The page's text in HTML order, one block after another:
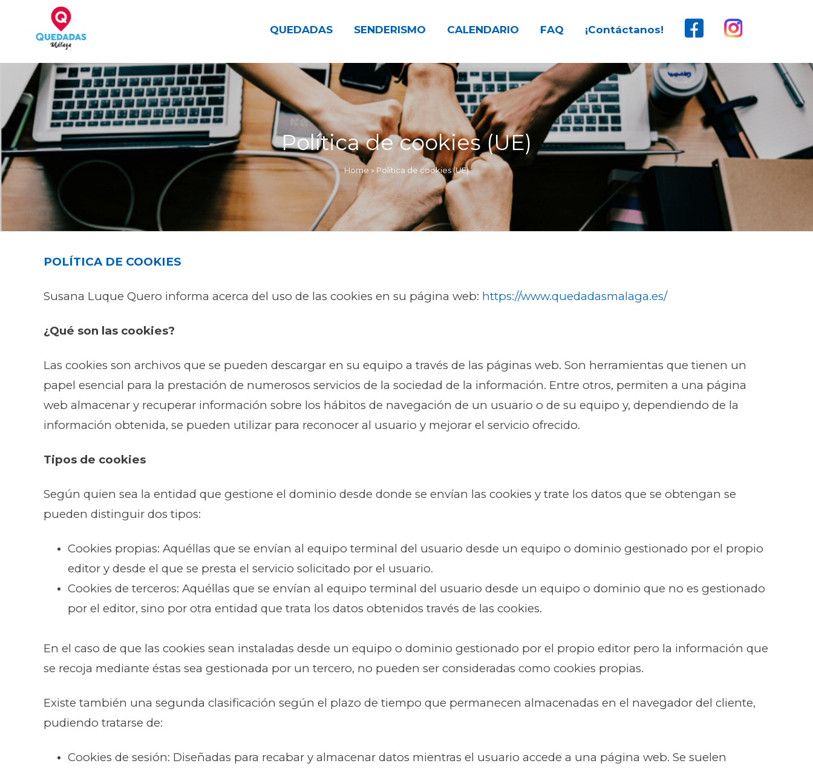
content
Quedadas, excursiones, eventos
QUEDADAS SENDERISMO CALENDARIO FAQ ¡Contáctanos!
Política de cookies (UE)
Home » Política de cookies (UE)
POLÍTICA DE COOKIES
Susana Luque Quero informa acerca del uso de las cookies en su página web: https://www.quedadasmalaga.es/
¿Qué son las cookies?
Las cookies son archivos que se pueden descargar en su equipo a través de las páginas web. Son herramientas que tienen un
papel esencial para la prestación de numerosos servicios de la sociedad de la información. Entre otros, permiten a una página
web almacenar y recuperar información sobre los hábitos de navegación de un usuario o de su equipo y, dependiendo de la
información obtenida, se pueden utilizar para reconocer al usuario y mejorar el servicio ofrecido.
Tipos de cookies
Según quien sea la entidad que gestione el dominio desde donde se envían las cookies y trate los datos que se obtengan se
pueden distinguir dos tipos:
Cookies propias: Aquéllas que se envían al equipo terminal del usuario desde un equipo o dominio gestionado por el propio
editor y desde el que se presta el servicio solicitado por el usuario.
Cookies de terceros: Aquéllas que se envían al equipo terminal del usuario desde un equipo o dominio que no es gestionado
por el editor, sino por otra entidad que trata los datos obtenidos través de las cookies.
En el caso de que las cookies sean instaladas desde un equipo o dominio gestionado por el propio editor pero la información que
se recoja mediante éstas sea gestionada por un tercero, no pueden ser consideradas como cookies propias.
Existe también una segunda clasificación según el plazo de tiempo que permanecen almacenadas en el navegador del cliente,
pudiendo tratarse de:
Cookies de sesión: Diseñadas para recabar y almacenar datos mientras el usuario accede a una página web. Se suelen